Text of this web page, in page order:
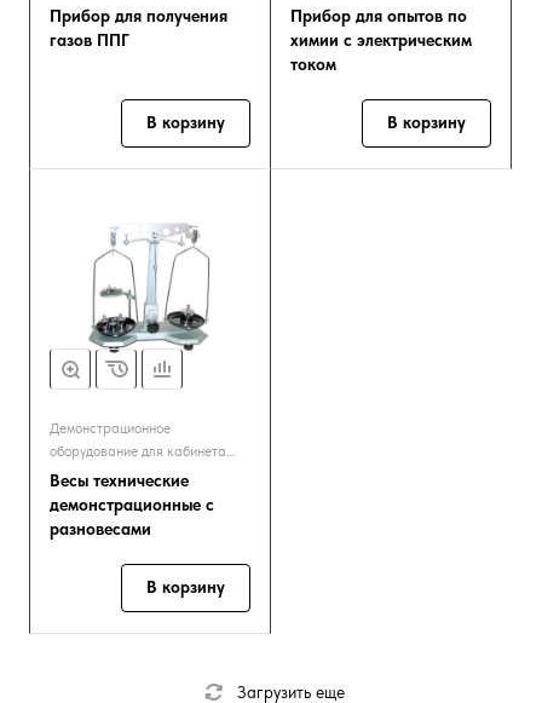
химии
Прибор для получения
газов ППГ
В корзину
химии
Прибор для опытов по
химии с электрическим
током
В корзину
Демонстрационное
оборудование для кабинета
химии
Весы технические
демонстрационные с
разновесами
В корзину
Загрузить еще